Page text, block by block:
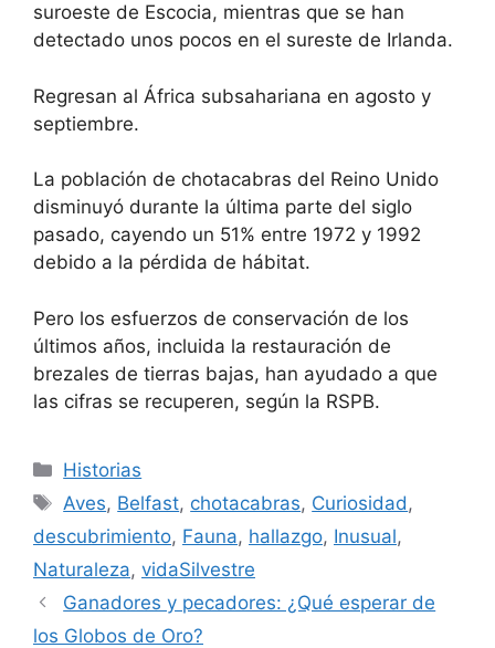
suroeste de Escocia, mientras que se han
detectado unos pocos en el sureste de Irlanda.
Regresan al África subsahariana en agosto y
septiembre.
La población de chotacabras del Reino Unido
disminuyó durante la última parte del siglo
pasado, cayendo un 51% entre 1972 y 1992
debido a la pérdida de hábitat.
Pero los esfuerzos de conservación de los
últimos años, incluida la restauración de
brezales de tierras bajas, han ayudado a que
las cifras se recuperen, según la RSPB.
Categorías
Historias
Etiquetas
Aves, Belfast, chotacabras, Curiosidad ,
descubrimiento, Fauna, hallazgo, Inusual,
Naturaleza, vidaSilvestre
Ganadores y pecadores: ¿Qué esperar de
los Globos de Oro?